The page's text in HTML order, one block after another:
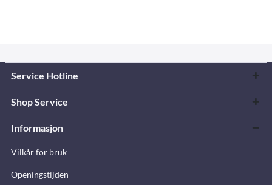
Service Hotline
Shop Service
Informasjon
Vilkår for bruk
Openingstijden